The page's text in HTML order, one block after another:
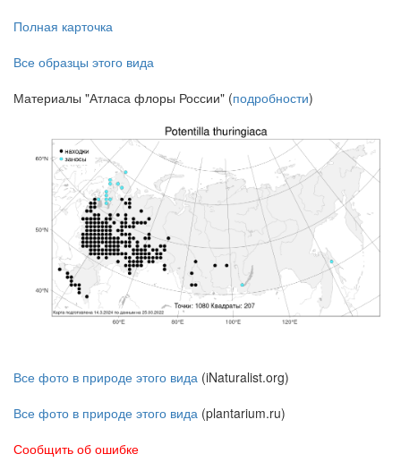
Полная карточка
Все образцы этого вида
Материалы "Атласа флоры России" (подробности)
Все фото в природе этого вида (iNaturalist.org)
Все фото в природе этого вида (plantarium.ru)
Сообщить об ошибке